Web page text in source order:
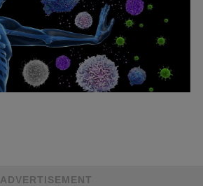
ADVERTISEMENT